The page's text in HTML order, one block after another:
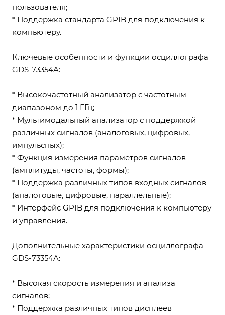
пользователя;
* Поддержка стандарта GPIB для подключения к
компьютеру.
Ключевые особенности и функции осциллографа
GDS-73354A:
* Высокочастотный анализатор с частотным
диапазоном до 1 ГГц;
* Мультимодальный анализатор с поддержкой
различных сигналов (аналоговых, цифровых,
импульсных);
* Функция измерения параметров сигналов
(амплитуды, частоты, формы);
* Поддержка различных типов входных сигналов
(аналоговые, цифровые, параллельные);
* Интерфейс GPIB для подключения к компьютеру
и управления.
Дополнительные характеристики осциллографа
GDS-73354A:
* Высокая скорость измерения и анализа
сигналов;
* Поддержка различных типов дисплеев